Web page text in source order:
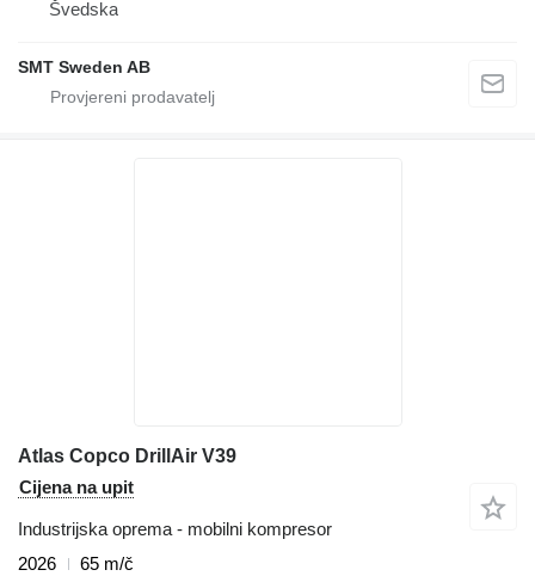
Švedska
SMT Sweden AB
Atlas Copco DrillAir V39
Cijena na upit
Industrijska oprema - mobilni kompresor
2026
65 m/č